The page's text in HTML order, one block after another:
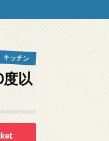
キッチン
以